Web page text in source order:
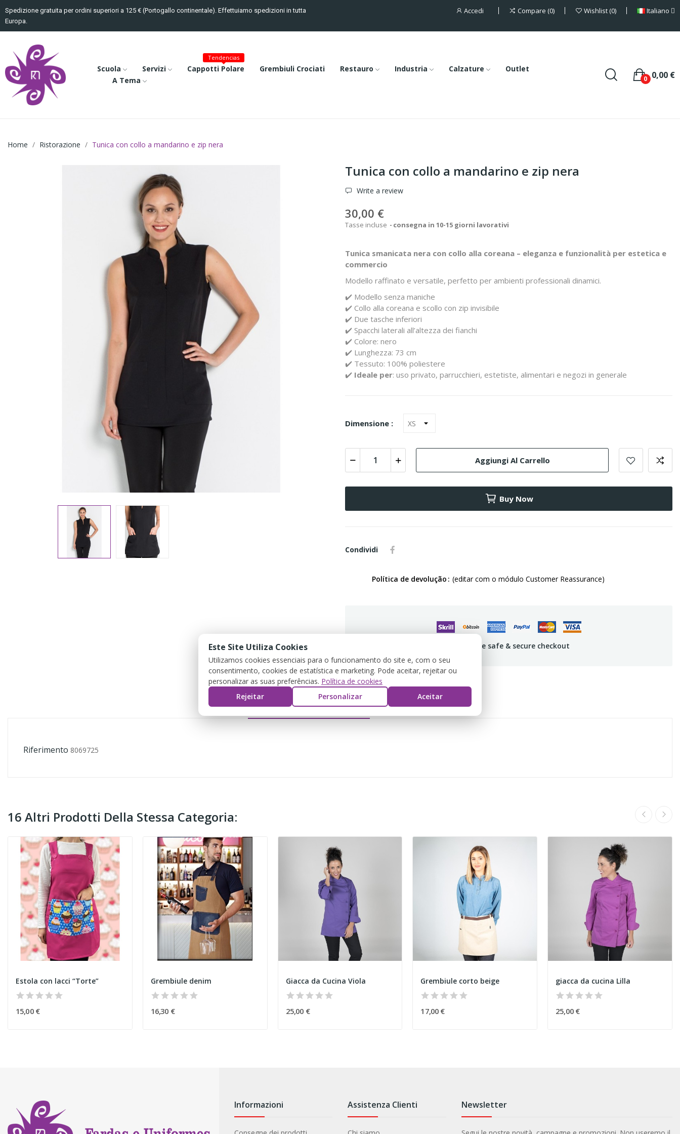
Spedizione gratuita per ordini superiori a 125 € (Portogallo continentale). Effettuiamo spedizioni in tutta
Europa.
Accedi Compare 0 Wishlist 0 Italiano
Scuola Servizi Cappotti Polare
Tendencias
Grembiuli Crociati Restauro Industria Calzature
Outlet
A Tema
0,00 €
0
Home Ristorazione Tunica con collo a mandarino e zip nera
Tunica con collo a mandarino e zip nera
Write a review
30,00 €
Tasse incluse consegna in 10-15 giorni lavorativi
Tunica smanicata nera con collo alla coreana – eleganza e funzionalità per estetica e
commercio
Modello raffinato e versatile, perfetto per ambienti professionali dinamici.
✔️ Modello senza maniche
✔️ Collo alla coreana e scollo con zip invisibile
✔️ Due tasche inferiori
✔️ Spacchi laterali all’altezza dei fianchi
✔️ Colore: nero
✔️ Lunghezza: 73 cm
✔️ Tessuto: 100% poliestere
✔️ Ideale per: uso privato, parrucchieri, estetiste, alimentari e negozi in generale
Dimensione :
Aggiungi Al Carrello
Buy Now
Condividi
Política de devolução (editar com o módulo Customer Reassurance)
Guarantee safe & secure checkout
DETTAGLI DEL PRODOTTO
Riferimento 8069725
16 Altri Prodotti Della Stessa Categoria:
Estola con lacci “Torte”
15,00 €
Grembiule denim
16,30 €
Giacca da Cucina Viola
25,00 €
Grembiule corto beige
17,00 €
giacca da cucina Lilla
25,00 €
Informazioni Assistenza Clienti Newsletter
Este Site Utiliza Cookies
Utilizamos cookies essenciais para o funcionamento do site e, com o seu
consentimento, cookies de estatística e marketing. Pode aceitar, rejeitar ou
personalizar as suas preferências. Política de cookies
Rejeitar
Personalizar Aceitar